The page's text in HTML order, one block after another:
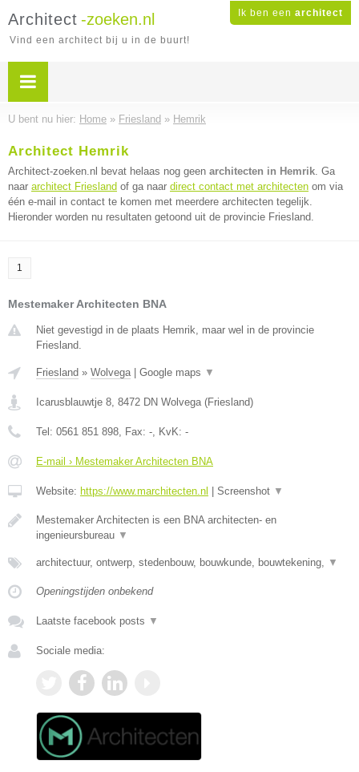
Ik ben een architect
Architect -zoeken.nl
Vind een architect bij u in de buurt!
U bent nu hier: Home » Friesland » Hemrik
Architect Hemrik
Architect-zoeken.nl bevat helaas nog geen architecten in Hemrik. Ga
naar architect Friesland of ga naar direct contact met architecten om via
één e-mail in contact te komen met meerdere architecten tegelijk.
Hieronder worden nu resultaten getoond uit de provincie Friesland.
1
Mestemaker Architecten BNA
Niet gevestigd in de plaats Hemrik, maar wel in de provincie
Friesland.
Friesland » Wolvega| Google maps ▼
Icarusblauwtje 8, 8472 DN Wolvega(Friesland)
Tel: 0561 851 898, Fax: -, KvK: -
E-mail › Mestemaker Architecten BNA
Website: https://www.marchitecten.nl Screenshot ▼
Mestemaker Architecten is een BNA architecten- en
ingenieursbureau ▼
architectuur, ontwerp, stedenbouw, bouwkunde, bouwtekening, ▼
Openingstijden onbekend
Laatste facebook posts ▼
Sociale media: